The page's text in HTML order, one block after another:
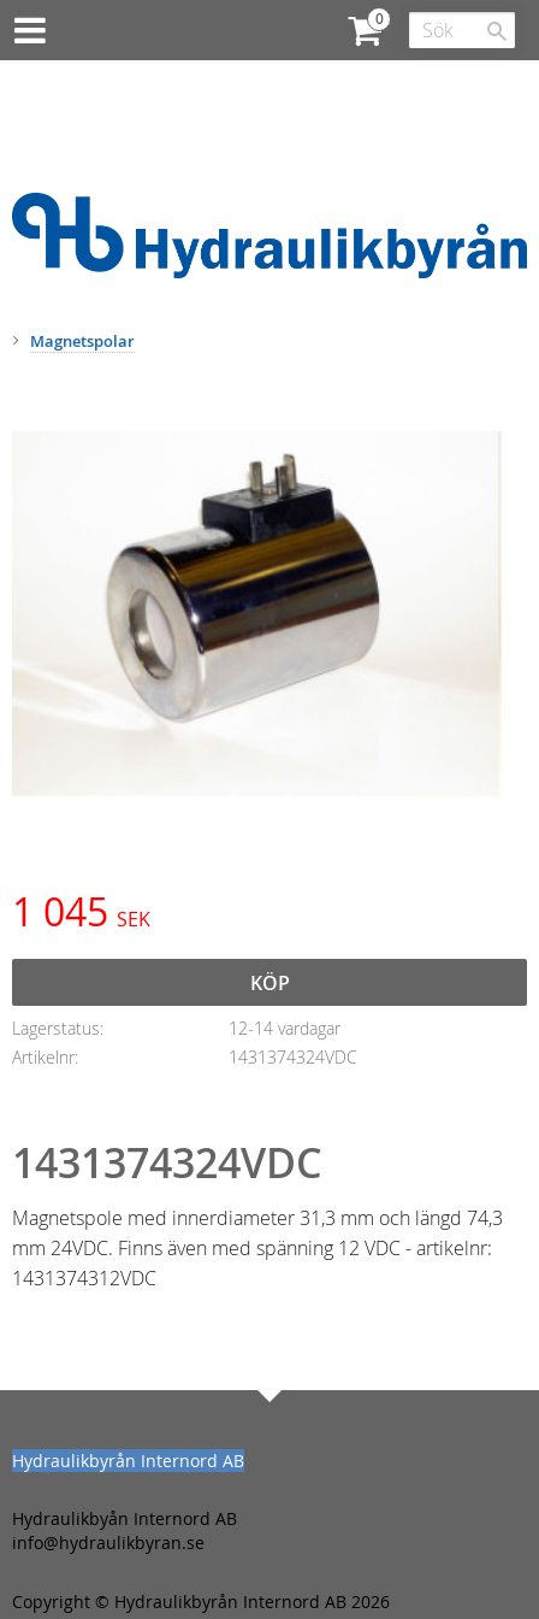
Magnetspolar
1 045 SEK
KÖP
Lagerstatus
12-14 vardagar
Artikelnr
1431374324VDC
1431374324VDC
Magnetspole med innerdiameter 31,3 mm och längd 74,3
mm 24VDC. Finns även med spänning 12 VDC - artikelnr:
1431374312VDC
Hydraulikbyrån Internord AB
Hydraulikbyån Internord AB
info@hydraulikbyran.se
Copyright © Hydraulikbyrån Internord AB 2026